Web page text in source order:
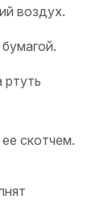
воздух.
скотчем.